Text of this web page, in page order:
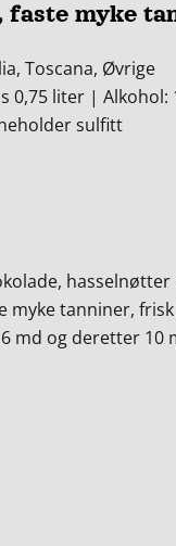
faste myke
Toscana, Øvrige
0,75 liter | Alkohol:
sulfitt
myke tanniner,
md og deretter 10